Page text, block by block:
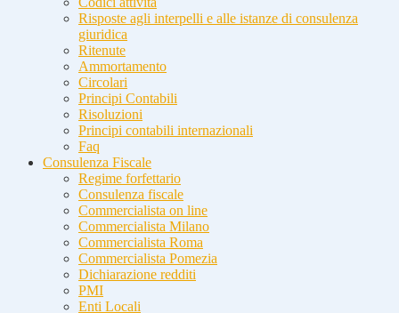
Risposte agli interpelli e alle istanze di consulenza
giuridica
Ritenute
Ammortamento
Circolari
Principi Contabili
Risoluzioni
Principi contabili internazionali
Faq
Consulenza Fiscale
Regime forfettario
Consulenza fiscale
Commercialista on line
Commercialista Milano
Commercialista Roma
Commercialista Pomezia
Dichiarazione redditi
PMI
Enti Locali